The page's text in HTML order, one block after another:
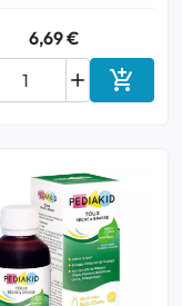
6,69 €
 